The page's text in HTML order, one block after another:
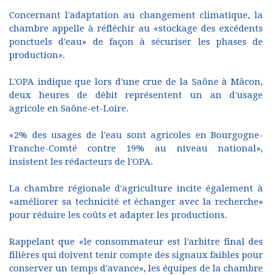
Concernant l'adaptation au changement climatique, la
chambre appelle à réfléchir au «stockage des excédents
ponctuels d'eau» de façon à sécuriser les phases de
production».
L'OPA indique que lors d'une crue de la Saône à Mâcon,
deux heures de débit représentent un an d'usage
agricole en Saône-et-Loire.
«2% des usages de l'eau sont agricoles en Bourgogne-
Franche-Comté contre 19% au niveau national»,
insistent les rédacteurs de l'OPA.
La chambre régionale d'agriculture incite également à
«améliorer sa technicité et échanger avec la recherche»
pour réduire les coûts et adapter les productions.
Rappelant que «le consommateur est l'arbitre final des
filières qui doivent tenir compte des signaux faibles pour
conserver un temps d'avance», les équipes de la chambre